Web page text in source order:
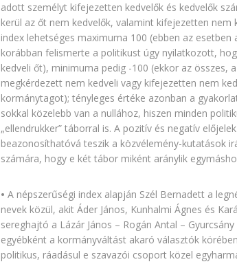
adott személyt kifejezetten kedvelők és kedvelők
kerül az őt nem kedvelők, valamint kifejezetten nem
index lehetséges maximuma 100 (ebben az esetben
korábban felismerte a politikust úgy nyilatkozott,
kedveli őt), minimuma pedig -100 (ekkor az összes,
megkérdezett nem kedveli vagy kifejezetten nem
kormánytagot); tényleges értéke azonban a
sokkal közelebb van a nullához, hiszen minden
„ellendrukker” táborral is. A pozitív és negatív
beazonosíthatóvá teszik a közvélemény-kutatások
számára, hogy e két tábor miként aránylik
• A népszerűségi index alapján Szél Bernadett a
nevek közül, akit Áder János, Kunhalmi Ágnes és
sereghajtó a Lázár János – Rogán Antal –
egyébként a kormányváltást akaró választók
politikus, ráadásul e szavazói csoport közel